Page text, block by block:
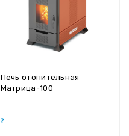
Печь отопительная
Матрица-100